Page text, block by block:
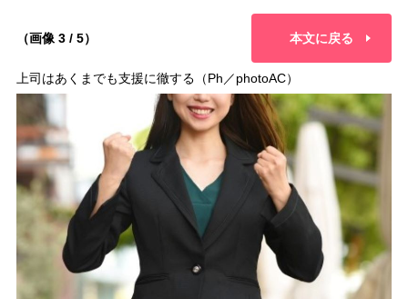
（画像 3 / 5） 本文に戻る
上司はあくまでも支援に徹する（Ph／photoAC）